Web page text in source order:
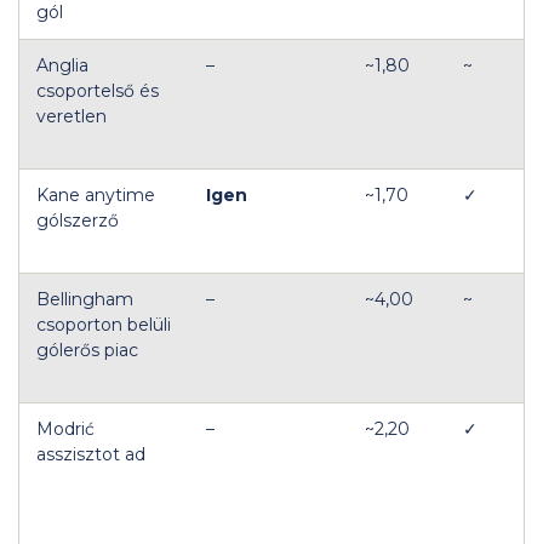
gól
Anglia
csoportelső és
veretlen
– ~1,80 ~
Kane anytime
gólszerző
Igen ~1,70 ✓
Bellingham
csoporton belüli
gólerős piac
– ~4,00 ~
Modrić
asszisztot ad
– ~2,20 ✓